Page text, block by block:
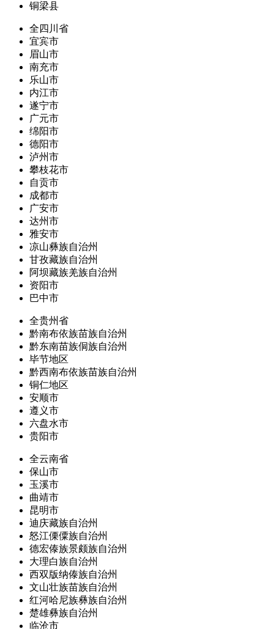
铜梁县
全四川省
宜宾市
眉山市
南充市
乐山市
内江市
遂宁市
广元市
绵阳市
德阳市
泸州市
攀枝花市
自贡市
成都市
广安市
达州市
雅安市
凉山彝族自治州
甘孜藏族自治州
阿坝藏族羌族自治州
资阳市
巴中市
全贵州省
黔南布依族苗族自治州
黔东南苗族侗族自治州
毕节地区
黔西南布依族苗族自治州
铜仁地区
安顺市
遵义市
六盘水市
贵阳市
全云南省
保山市
玉溪市
曲靖市
昆明市
迪庆藏族自治州
怒江傈僳族自治州
德宏傣族景颇族自治州
大理白族自治州
西双版纳傣族自治州
文山壮族苗族自治州
红河哈尼族彝族自治州
楚雄彝族自治州
临沧市